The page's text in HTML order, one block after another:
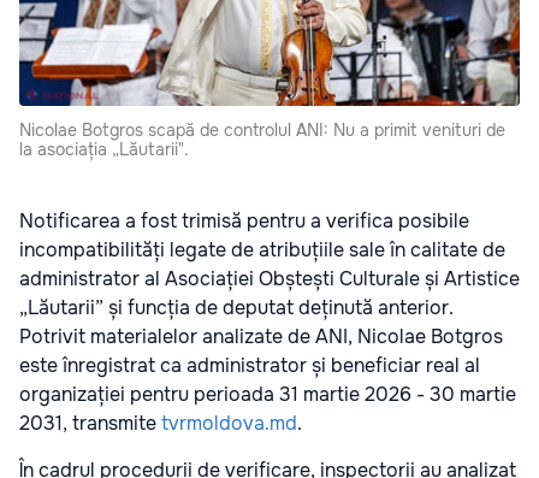
Nicolae Botgros scapă de controlul ANI: Nu a primit venituri de
la asociația „Lăutarii".
Notificarea a fost trimisă pentru a verifica posibile
incompatibilități legate de atribuțiile sale în calitate de
administrator al Asociației Obștești Culturale și Artistice
„Lăutarii” și funcția de deputat deținută anterior.
Potrivit materialelor analizate de ANI, Nicolae Botgros
este înregistrat ca administrator și beneficiar real al
organizației pentru perioada 31 martie 2026 - 30 martie
2031, transmitetvrmoldova.md.
În cadrul procedurii de verificare, inspectorii au analizat